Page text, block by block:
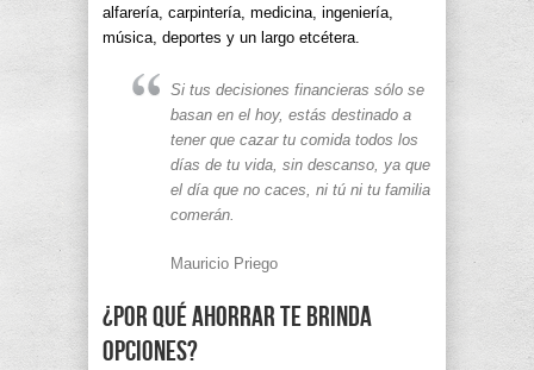
alfarería, carpintería, medicina, ingeniería,
música, deportes y un largo etcétera.
Si tus decisiones financieras sólo se
basan en el hoy, estás destinado a
tener que cazar tu comida todos los
días de tu vida, sin descanso, ya que
el día que no caces, ni tú ni tu familia
comerán.
Mauricio Priego
¿Por qué ahorrar te brinda
opciones?